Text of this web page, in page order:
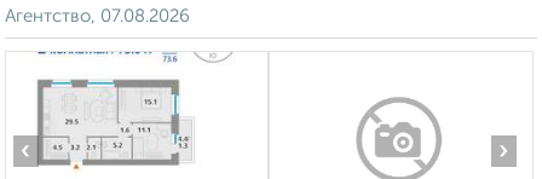
Агентство, 07.08.2026
‹ ›